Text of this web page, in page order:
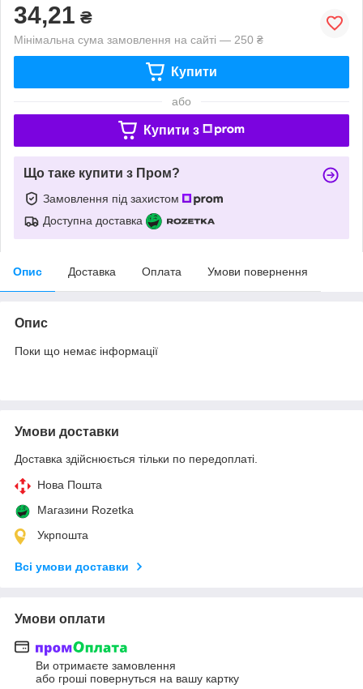
34,21 ₴
Мінімальна сума замовлення на сайті — 250 ₴
Купити
або
Купити з
Що таке купити з Пром?
Замовлення під захистом
Доступна доставка
Опис Доставка Оплата Умови повернення
Опис
Поки що немає інформації
Умови доставки
Доставка здійснюється тільки по передоплаті.
Нова Пошта
Магазини Rozetka
Укрпошта
Всі умови доставки
Умови оплати
Ви отримаєте замовлення
або гроші повернуться на вашу картку